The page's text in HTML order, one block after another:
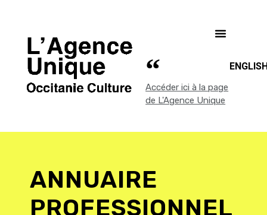
Accéder ici à la page
de L'Agence Unique
ANNUAIRE
PROFESSIONNEL